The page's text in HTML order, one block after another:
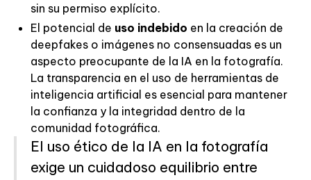
sin su permiso explícito.
El potencial de uso indebido en la creación de
deepfakes o imágenes no consensuadas es un
aspecto preocupante de la IA en la fotografía.
La transparencia en el uso de herramientas de
inteligencia artificial es esencial para mantener
la confianza y la integridad dentro de la
comunidad fotográfica.
El uso ético de la IA en la fotografía
exige un cuidadoso equilibrio entre